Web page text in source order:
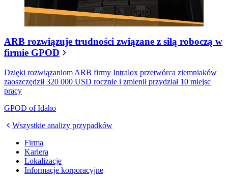
ARB rozwiązuje trudności związane z siłą roboczą w
firmie GPOD
Dzięki rozwiązaniom ARB firmy Intralox przetwórca ziemniaków
zaoszczędził 320 000 USD rocznie i zmienił przydział 10 miejsc
pracy
GPOD of Idaho
Wszystkie analizy przypadków
Firma
Kariera
Lokalizacje
Informacje korporacyjne